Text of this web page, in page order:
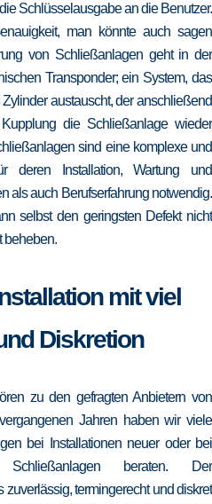
Schlüsselausgabe an die Benutzer.
man könnte auch sagen
von Schließanlagen geht in der
Transponder; ein System, das
austauscht, der anschließend
die Schließanlage wieder
sind eine komplexe und
deren Installation, Wartung und
als auch Berufserfahrung notwendig.
selbst den geringsten Defekt nicht
beheben.
mit viel
Diskretion
zu den gefragten Anbietern von
Jahren haben wir viele
bei Installationen neuer oder bei
Schließanlagen beraten. Der
termingerecht und diskret